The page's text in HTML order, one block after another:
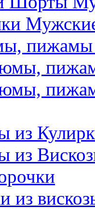
пижамы
из
из
из